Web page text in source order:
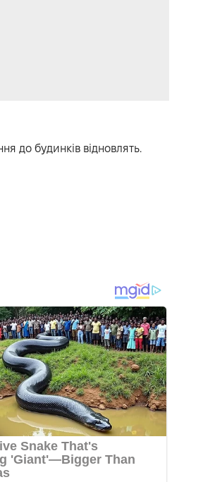
до будинків відновлять.